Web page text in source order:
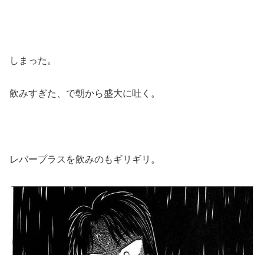
しまった。
飲みすぎた、で朝から盛大に吐く。
レバープラスを飲みのもギリギリ。